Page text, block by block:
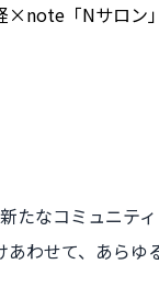
×note「Nサロン」
たなコミュニテ
わせて、あらゆ